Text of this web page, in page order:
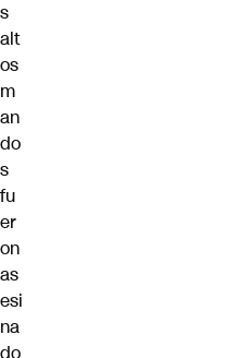
s
alt
os
m
an
do
s
fu
er
on
as
esi
na
do